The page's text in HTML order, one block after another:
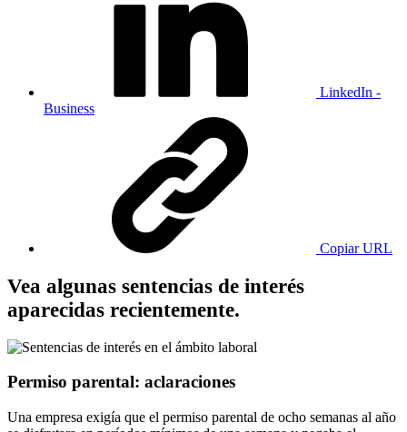
LinkedIn -
Business
Copiar URL
Vea algunas sentencias de interés
aparecidas recientemente.
Permiso parental: aclaraciones
Una empresa exigía que el permiso parental de ocho semanas al año